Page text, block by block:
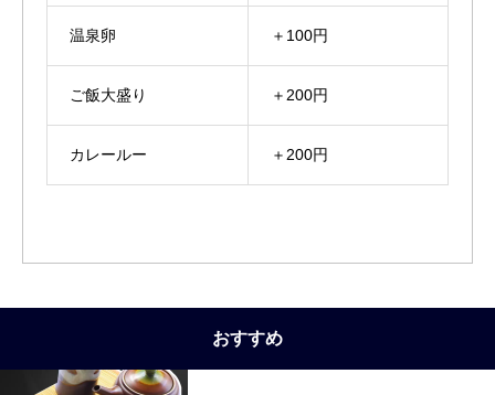
温泉卵 ＋100円
ご飯大盛り ＋200円
カレールー ＋200円
おすすめ